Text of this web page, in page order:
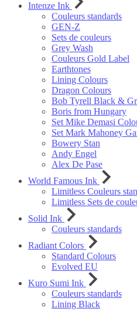
Intenze Ink
Couleurs standards
GEN-Z
Sets de couleurs
Grey Wash
Couleurs Gold Label
Earthtones
Lining Colours
Dragon Colours
Bob Tyrell Black &
Boris from Hungary
Set Mike Demasi
Set Mark Mahoney
Bowery Stan
Andy Engel
Alex De Pase
World Famous Ink
Limitless Couleurs
Limitless Sets de
Solid Ink
Couleurs standards
Radiant Colors
Standard Colours
Evolved EU
Kuro Sumi Ink
Couleurs standards
Lining Black